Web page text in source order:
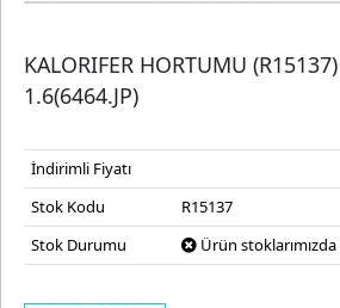
KALORIFER HORTUMU
1.6(6464.JP)
İndirimli Fiyatı
Stok Kodu
R15137
Stok Durumu
Ürün stoklarımızda